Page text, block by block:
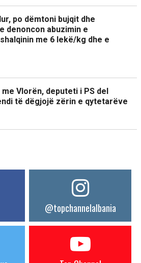
po dëmtoni bujqit dhe
denoncon abuzimin e
me 6 lekë/kg dhe e
Vlorën, deputeti i PS del
të dëgjojë zërin e qytetarëve
@topchannelalbania